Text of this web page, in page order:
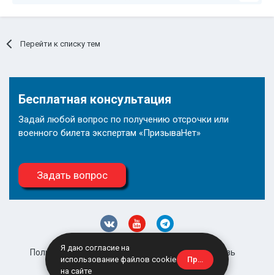
Перейти к списку тем
Бесплатная консультация
Задай любой вопрос по получению отсрочки или
военного билета экспертам «ПризываНет»
Задать вопрос
Политика конфиденциальности
Обратная связь
site@prizyvanet.ru
Я даю согласие на
использование файлов cookie
на сайте
Принять